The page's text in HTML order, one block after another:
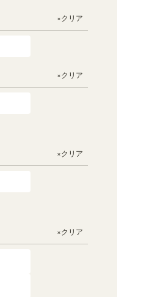
×クリア
×クリア
×クリア
×クリア